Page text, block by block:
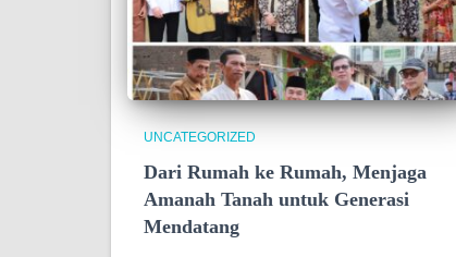
UNCATEGORIZED
Dari Rumah ke Rumah, Menjaga
Amanah Tanah untuk Generasi
Mendatang